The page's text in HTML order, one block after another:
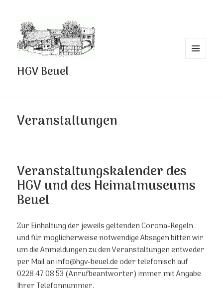
HGV Beuel
Veranstaltungen
Veranstaltungskalender des
HGV und des Heimatmuseums
Beuel
Zur Einhaltung der jeweils geltenden Corona-Regeln
und für möglicherweise notwendige Absagen bitten wir
um die Anmeldungen zu den Veranstaltungen entweder
per Mail aninfo@hgv-beuel.deoder telefonisch auf
0228 47 08 53 (Anrufbeantworter) immer mit Angabe
Ihrer Telefonnummer.